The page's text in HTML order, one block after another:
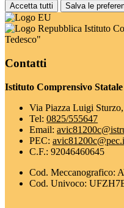
Accetta tutti Salva le
Istituto
Tedesco"
Contatti
Istituto Comprensivo
Via Piazza Luigi
Tel: 0825/555647
Email:
PEC:
C.F.: 92046460645
Cod. Meccanografico:
Cod. Univoco: